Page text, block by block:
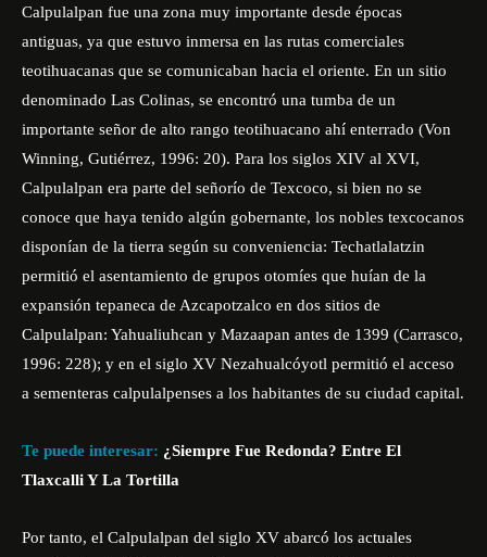
Calpulalpan fue una zona muy importante desde épocas
antiguas, ya que estuvo inmersa en las rutas comerciales
teotihuacanas que se comunicaban hacia el oriente. En un sitio
denominado Las Colinas, se encontró una tumba de un
importante señor de alto rango teotihuacano ahí enterrado (Von
Winning, Gutiérrez, 1996: 20). Para los siglos XIV al XVI,
Calpulalpan era parte del señorío de Texcoco, si bien no se
conoce que haya tenido algún gobernante, los nobles texcocanos
disponían de la tierra según su conveniencia: Techatlalatzin
permitió el asentamiento de grupos otomíes que huían de la
expansión tepaneca de Azcapotzalco en dos sitios de
Calpulalpan: Yahualiuhcan y Mazaapan antes de 1399 (Carrasco,
1996: 228); y en el siglo XV Nezahualcóyotl permitió el acceso
a sementeras calpulalpenses a los habitantes de su ciudad capital.
Te puede interesar: ¿Siempre Fue Redonda? Entre El
Tlaxcalli Y La Tortilla
Por tanto, el Calpulalpan del siglo XV abarcó los actuales